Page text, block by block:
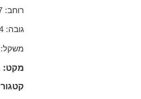
רוחב: 7 ס"מ
גובה: 54 ס"מ
משקל: 7 ק"ג
מקט: